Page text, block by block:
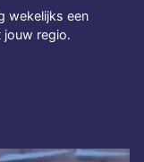
wekelijks een
jouw regio.